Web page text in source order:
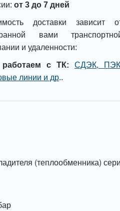
от 3 до 7 дней
доставки зависит
вами
и удаленности:
с ТК:
СДЭК,
линии и др..
(теплообменника)